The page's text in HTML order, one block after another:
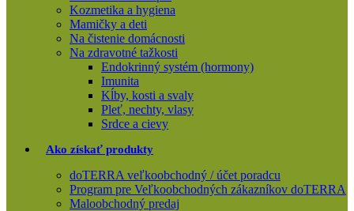
Kozmetika a hygiena
Mamičky a deti
Na čistenie domácnosti
Na zdravotné tažkosti
Endokrinný systém (hormony)
Imunita
Kĺby, kosti a svaly
Pleť, nechty, vlasy
Srdce a cievy
Ako získať produkty
doTERRA veľkoobchodný / účet poradcu
Program pre Veľkoobchodných zákazníkov doTERRA
Maloobchodný predaj